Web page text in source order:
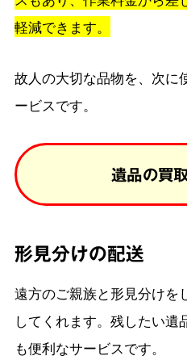
軽減できます。
故人の大切な品物を、次に
ービスです。
遺品の買
形見分けの配送
遠方のご親族と形見分けを
してくれます。残したい
も便利なサービスです。